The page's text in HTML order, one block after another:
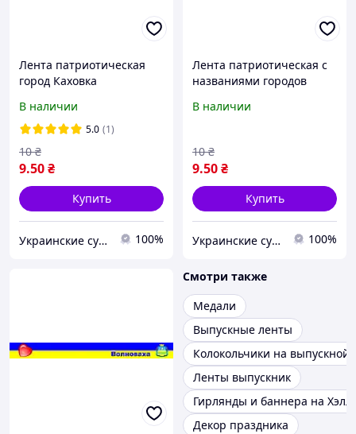
Лента патриотическая
город Каховка
В наличии
5.0 (1)
9.50₴
10 ₴
Купить
Украинские сувениры 100%
Лента патриотическая с
названиями городов
В наличии
9.50₴
10 ₴
Купить
Украинские сувениры 100%
Смотри также
Медали
Выпускные ленты
Колокольчики на выпускной
Ленты выпускник
Гирлянды и баннера на
Декор праздника